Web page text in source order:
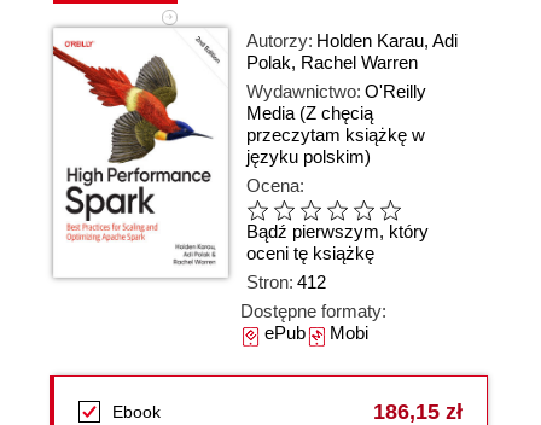
Autorzy: Holden Karau, Adi
Polak, Rachel Warren
Wydawnictwo: O'Reilly
Media (Z chęcią
przeczytam książkę w
języku polskim)
Ocena:
Bądź pierwszym, który
oceni tę książkę
Stron: 412
Dostępne formaty:
ePubMobi
Ebook 186,15 zł